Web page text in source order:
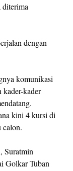
diterima
dengan
komunikasi
kader
kini 4 kursi di
calon.
Suratmin
Golkar Tuban